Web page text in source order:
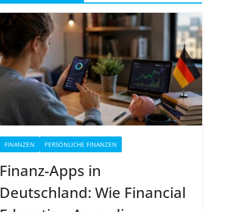
FINANZEN PERSÖNLICHE FINANZEN
Finanz-Apps in
Deutschland: Wie Financial